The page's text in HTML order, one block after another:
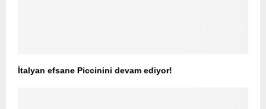
İtalyan efsane Piccinini devam ediyor!